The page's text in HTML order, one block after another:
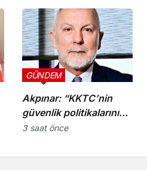
Akpınar: “KKTC’nin
güvenlik politikalarını
bütüncül bir yaklaşımla
GÜNDEM
3 saat önce